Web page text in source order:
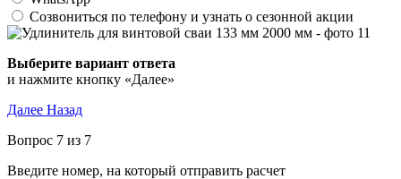
Созвониться по телефону и узнать о сезонной акции
Выберите вариант ответа
и нажмите кнопку «Далее»
Далее Назад
Вопрос 7 из 7
Введите номер, на который отправить расчет